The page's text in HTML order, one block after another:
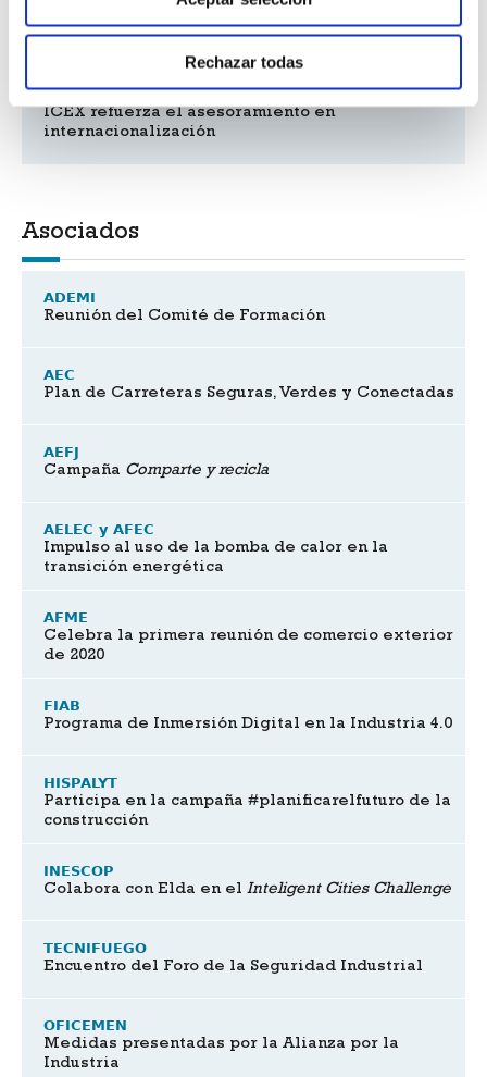
Rechazar todas
ICEX refuerza el asesoramiento en
internacionalización
Asociados
ADEMI
Reunión del Comité de Formación
AEC
Plan de Carreteras Seguras, Verdes y Conectadas
AEFJ
Campaña Comparte y recicla
AELEC y AFEC
Impulso al uso de la bomba de calor en la
transición energética
AFME
Celebra la primera reunión de comercio exterior
de 2020
FIAB
Programa de Inmersión Digital en la Industria 4.0
HISPALYT
Participa en la campaña #planificarelfuturo de la
construcción
INESCOP
Colabora con Elda en el Inteligent Cities Challenge
TECNIFUEGO
Encuentro del Foro de la Seguridad Industrial
OFICEMEN
Medidas presentadas por la Alianza por la
Industria